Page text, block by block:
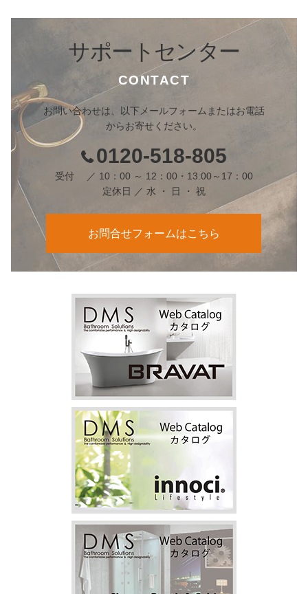
サポートセンター
CONTACT
お問い合わせは、以下メールフォームまたはお電話
からお寄せください。
0120-518-805
受付 ／ 10：00 ～ 12：00・13:00～17：00
定休日 ／ 水 ・ 日 ・ 祝
お問合せフォームはこちら